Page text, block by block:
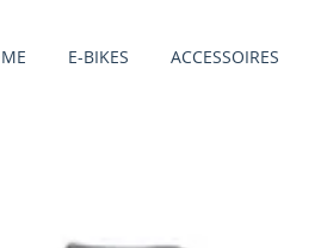
E-BIKES ACCESSOIRES